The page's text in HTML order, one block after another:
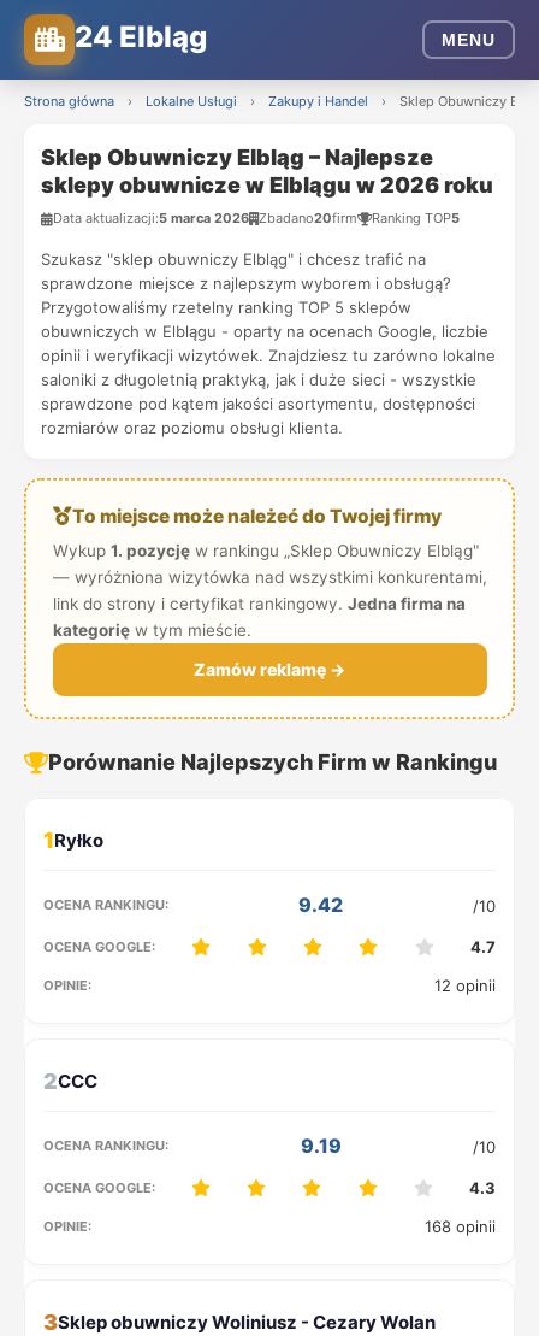
24 Elbląg MENU
Strona główna › Lokalne Usługi › Zakupy i Handel › Sklep Obuwniczy
Sklep Obuwniczy Elbląg – Najlepsze
sklepy obuwnicze w Elblągu w 2026 roku
Data aktualizacji:5 marca 2026 Zbadano20firm Ranking TOP5
Szukasz "sklep obuwniczy Elbląg" i chcesz trafić na
sprawdzone miejsce z najlepszym wyborem i obsługą?
Przygotowaliśmy rzetelny ranking TOP 5 sklepów
obuwniczych w Elblągu - oparty na ocenach Google, liczbie
opinii i weryfikacji wizytówek. Znajdziesz tu zarówno lokalne
saloniki z długoletnią praktyką, jak i duże sieci - wszystkie
sprawdzone pod kątem jakości asortymentu, dostępności
rozmiarów oraz poziomu obsługi klienta.
To miejsce może należeć do Twojej firmy
Wykup 1. pozycjęw rankingu „Sklep Obuwniczy Elbląg"
— wyróżniona wizytówka nad wszystkimi konkurentami,
link do strony i certyfikat rankingowy. Jedna firma na
kategorięw tym mieście.
Zamów reklamę →
Porównanie Najlepszych Firm w Rankingu
1
9.42 /10
4.7
12 opinii
2
9.19 /10
4.3
168 opinii
3